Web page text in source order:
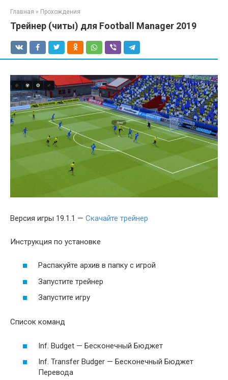
Главная » Прохождения
Трейнер (читы) для Football Manager 2019
Версия игры 19.1.1 — Скачайте трейнер
Инструкция по установке
Распакуйте архив в папку с игрой
Запустите трейнер
Запустите игру
Список команд
Inf. Budget — Бесконечный Бюджет
Inf. Transfer Budger — Бесконечный Бюджет
Перевода